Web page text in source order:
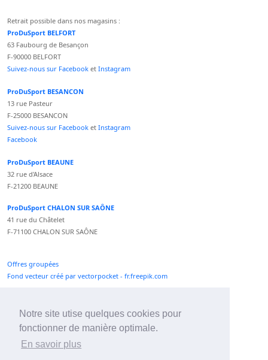
Notre site utise quelques cookies pour
fonctionner de manière optimale.
En savoir plus
Retrait possible dans nos magasins :
ProDuSport BELFORT
63 Faubourg de Besançon
F-90000 BELFORT
Suivez-nous sur Facebook et Instagram
ProDuSport BESANCON
13 rue Pasteur
F-25000 BESANCON
Suivez-nous sur Facebook et Instagram
Facebook
ProDuSport BEAUNE
32 rue d'Alsace
F-21200 BEAUNE
ProDuSport CHALON SUR SAÔNE
41 rue du Châtelet
F-71100 CHALON SUR SAÔNE
Offres groupées
Fond vecteur créé par vectorpocket - fr.freepik.com
Paiement CB sécurisé Caisse d'Epargne
Numéro Service Client non surtaxé